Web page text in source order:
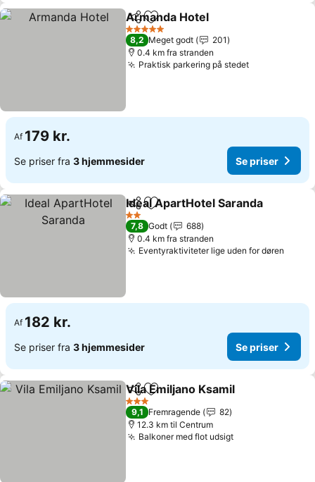
Del Føj til favoritter
Armanda Hotel
5 Stjerner
8,2 Meget godt
201
0.4 km fra stranden
Praktisk parkering på stedet
Af 179 kr.
Se priser fra 3 hjemmesider Se priser
Del Føj til favoritter
Ideal ApartHotel Saranda
2 Stjerner
7,8 Godt
688
0.4 km fra stranden
Eventyraktiviteter lige uden for døren
Af 182 kr.
Se priser fra 3 hjemmesider Se priser
Del Føj til favoritter
Vila Emiljano Ksamil
3 Stjerner
9,1 Fremragende
82
12.3 km til Centrum
Balkoner med flot udsigt